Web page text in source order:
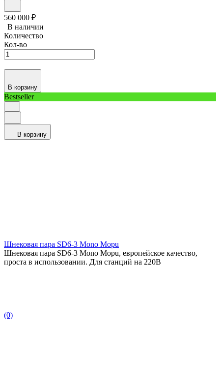
560 000 ₽
В наличии
Количество
Кол-во
В корзину
Bestseller
В корзину
Шнековая пара SD6-3 Mono Mopu
Шнековая пара SD6-3 Mono Mopu, европейское качество,
проста в использовании. Для станций на 220В
(0)